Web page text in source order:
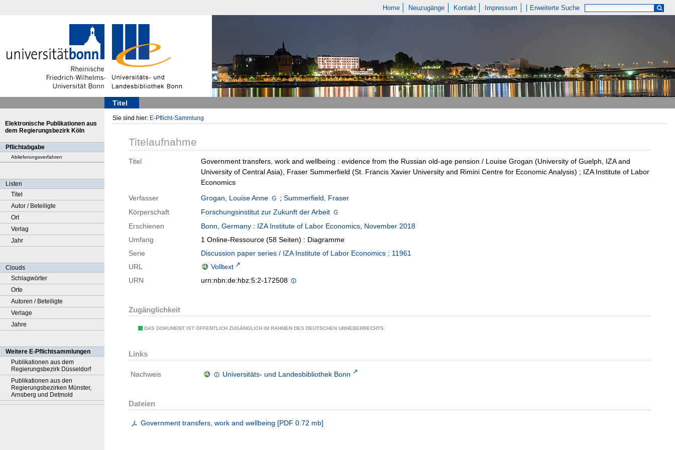
Home Neuzugänge Kontakt Impressum Erweiterte Suche
Titel
Elektronische Publikationen aus
dem Regierungsbezirk Köln
Pflichtabgabe
Ablieferungsverfahren
Listen
Titel
Autor / Beteiligte
Ort
Verlag
Jahr
Clouds
Schlagwörter
Orte
Autoren / Beteiligte
Verlage
Jahre
Weitere E-Pflichtsammlungen
Publikationen aus dem
Regierungsbezirk Düsseldorf
Publikationen aus den
Regierungsbezirken Münster,
Arnsberg und Detmold
Sie sind hier: E-Pflicht-Sammlung
Titelaufnahme
Titel
Government transfers, work and wellbeing : evidence from the Russian old-age pension / Louise Grogan (University of Guelph, IZA and
University of Central Asia), Fraser Summerfield (St. Francis Xavier University and Rimini Centre for Economic Analysis) ; IZA Institute of Labor
Economics
Verfasser
Grogan, Louise Anne ; Summerfield, Fraser
Körperschaft
Forschungsinstitut zur Zukunft der Arbeit
Erschienen
Bonn, Germany : IZA Institute of Labor Economics, November 2018
Umfang
1 Online-Ressource (58 Seiten) : Diagramme
Serie
Discussion paper series / IZA Institute of Labor Economics ; 11961
URL
Volltext
URN
urn:nbn:de:hbz:5:2-172508
Zugänglichkeit
DAS DOKUMENT IST ÖFFENTLICH ZUGÄNGLICH IM RAHMEN DES DEUTSCHEN URHEBERRECHTS.
Links
Nachweis Universitäts- und Landesbibliothek Bonn
Dateien
Government transfers, work and wellbeing [PDF 0.72 mb]